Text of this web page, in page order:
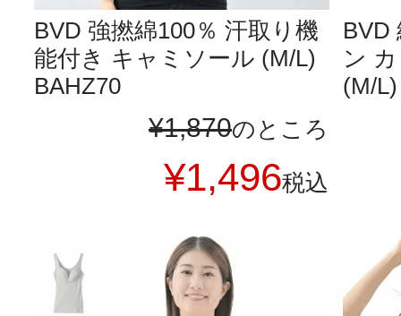
BVD 強撚綿100％ 汗取り機
能付き キャミソール (M/L)
BAHZ70
¥1,870のところ
¥1,496税込
BVD
ン
(M/